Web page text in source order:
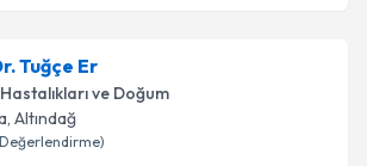
Ayça İbişiçin randevu takvimi talebi
bu uzmandan randevu almanız için bir
e-posta ile bilgilendireceğiz.
Tuğçe Er
ve Doğum
, Altındağ
Değerlendirme)